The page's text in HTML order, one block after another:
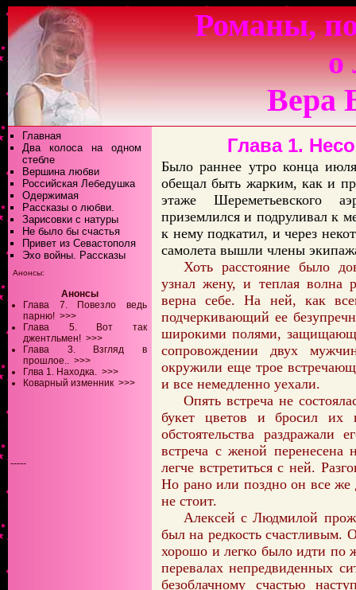
Романы,
о
Вера
Главная
Два колоса на одном
стебле
Вершина любви
Российская Лебедушка
Одержимая
Рассказы о любви.
Зарисовки с натуры
Не было бы счастья
Привет из Севастополя
Эхо войны. Рассказы
Анонсы:
Анонсы
Глава 7. Повезло ведь
парню! >>>
Глава 5. Вот так
джентльмен! >>>
Глава 3. Взгляд в
прошлое.. >>>
Глва 1. Находка. >>>
Коварный изменник >>>
-----
Глава 1.
Было раннее утро конца
обещал быть жарким, как и
этаже Шереметьевского
приземлился и подруливал к
к нему подкатил, и через
самолета вышли члены
Хоть расстояние было
узнал жену, и теплая волна
верна себе. На ней, как
подчеркивающий ее
широкими полями,
сопровождении двух
окружили еще трое
и все немедленно уехали.
Опять встреча не
букет цветов и бросил
обстоятельства
встреча с женой перенесена
легче встретиться с ней.
Но рано или поздно он все же
не стоит.
Алексей с Людмилой
был на редкость счастливым.
хорошо и легко было идти по
перевалах непредвиденных
безоблачному счастью